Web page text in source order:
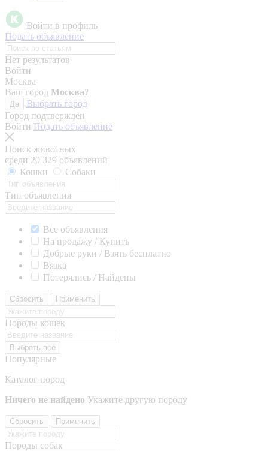
Войти в профиль
Подать объявление
Нет результатов
Войти
Москва
Ваш город Москва?
Да
Выбрать город
Город подтверждён
Войти Подать объявление
Поиск животных
среди 20 329 объявлений
Кошки
Собаки
Тип объявления
Все объявления
На продажу / Купить
Добрые руки / Взять бесплатно
Вязка
Потерялись / Найдены
Сбросить Применить
Породы кошек
Выбрать все
Популярные
Каталог пород
Ничего не найдено Укажите другую породу
Сбросить Применить
Породы собак